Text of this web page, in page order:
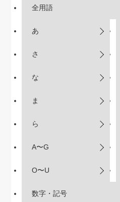
全用語
あ
さ
な
ま
ら
A〜G
O〜U
数字・記号